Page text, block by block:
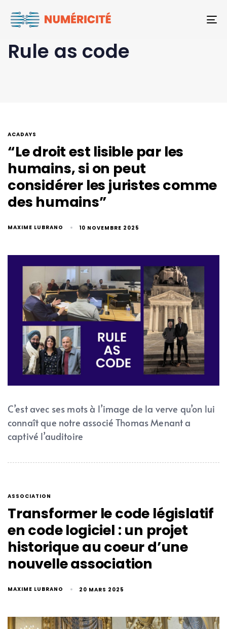
Rule as code
ACADAYS
“Le droit est lisible par les
humains, si on peut
considérer les juristes comme
des humains”
MAXIME LUBRANO 10 NOVEMBRE 2025
C’est avec ses mots à l’image de la verve qu’on lui
connaît que notre associé Thomas Menant a
captivé l’auditoire
ASSOCIATION
Transformer le code législatif
en code logiciel : un projet
historique au coeur d’une
nouvelle association
MAXIME LUBRANO 20 MARS 2025